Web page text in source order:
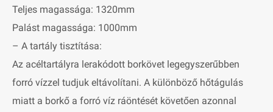
Teljes magassága: 1320mm
Palást magassága: 1000mm
– A tartály tisztítása:
Az acéltartályra lerakódott borkövet legegyszerűbben
forró vízzel tudjuk eltávolítani. A különböző hőtágulás
miatt a borkő a forró víz ráöntését követően azonnal